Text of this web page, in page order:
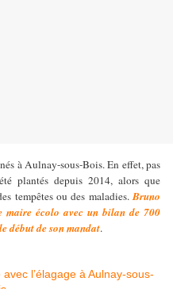
à Aulnay-sous-Bois. En effet, pas
plantés depuis 2014, alors que
tempêtes ou des maladies.Bruno
maire écolo avec un bilan de 700
début de son mandat.